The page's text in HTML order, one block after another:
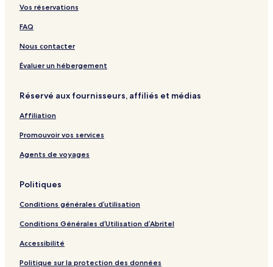
e
a
c
h
l
o
t
e
l
S
R
e
s
o
t
m
e
n
t
l
u
b
n
a
o
n
g
a
B
i
Vos réservations
FAQ
Nous contacter
Évaluer un hébergement
Réservé aux fournisseurs, affiliés et médias
Affiliation
Promouvoir vos services
Agents de voyages
Politiques
Conditions générales d’utilisation
Conditions Générales d’Utilisation d’Abritel
Accessibilité
Politique sur la protection des données